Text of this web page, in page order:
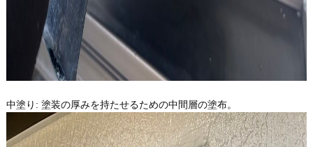
中塗り: 塗装の厚みを持たせるための中間層の塗布。